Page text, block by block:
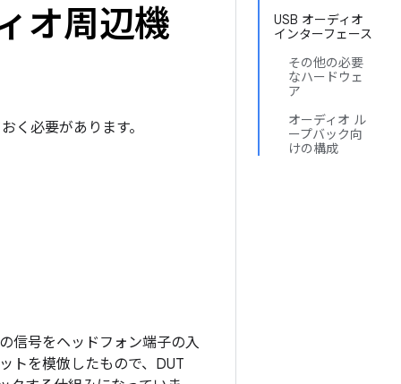
USB オーディオ
インターフェース
その他の必要
なハードウェ
ア
オーディオ ル
ープバック向
けの構成
オ周辺機
く必要があります。
信号をヘッドフォン端子の入
トを模倣したもので、DUT